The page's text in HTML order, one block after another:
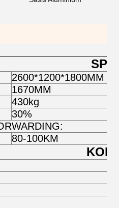
2600*1200*1800MM
1670MM
430kg
30%
80-100KM